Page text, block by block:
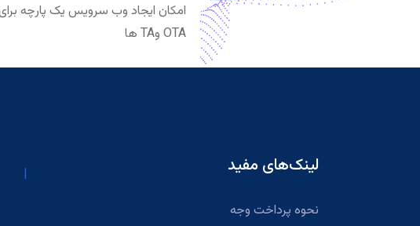
امکان ایجاد وب سرویس یک پارچه
OTA وTA ها
لینک‌های مفید
نحوه پرداخت وجه
|